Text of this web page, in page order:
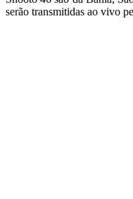
serão transmitidas ao vivo